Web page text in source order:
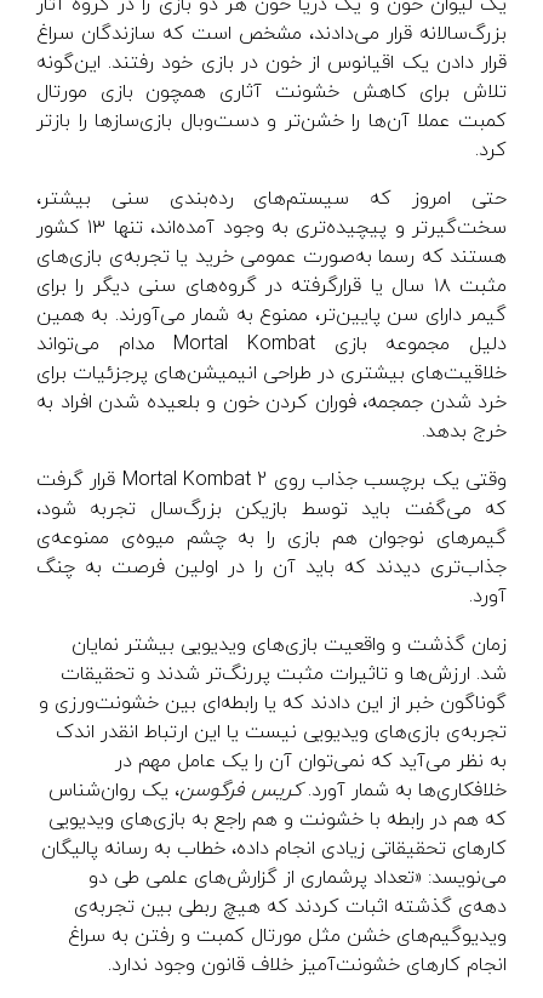
بزرگ‌سالانه قرار می‌دادند، مشخص است که سازندگان سراغ
قرار دادن یک اقیانوس از خون در بازی خود رفتند. این‌گونه
تلاش برای کاهش خشونت آثاری همچون بازی مورتال
کمبت عملا آن‌ها را خشن‌تر و دست‌وبال بازی‌سازها را بازتر
کرد.
حتی امروز که سیستم‌های رده‌بندی سنی بیشتر،
سخت‌گیرتر و پیچیده‌تری به وجود آمده‌اند، تنها ۱۳ کشور
هستند که رسما به‌صورت عمومی خرید یا تجربه‌ی بازی‌های
مثبت ۱۸ سال یا قرارگرفته در گروه‌های سنی دیگر را برای
گیمر دارای سن پایین‌تر، ممنوع به شمار می‌آورند. به همین
دلیل مجموعه بازی Mortal Kombat مدام می‌تواند
خلاقیت‌های بیشتری در طراحی انیمیشن‌های پرجزئیات برای
خرد شدن جمجمه، فوران کردن خون و بلعیده شدن افراد به
خرج بدهد.
وقتی یک برچسب جذاب روی Mortal Kombat 2 قرار گرفت
که می‌گفت باید توسط بازیکن بزرگ‌سال تجربه شود،
گیمرهای نوجوان هم بازی را به چشم میوه‌ی ممنوعه‌ی
جذاب‌تری دیدند که باید آن را در اولین فرصت به چنگ
آورد.
زمان گذشت و واقعیت بازی‌های ویدیویی بیشتر نمایان
شد. ارزش‌ها و تاثیرات مثبت پررنگ‌تر شدند و تحقیقات
گوناگون خبر از این دادند که یا رابطه‌ای بین خشونت‌ورزی و
تجربه‌ی بازی‌های ویدیویی نیست یا این ارتباط انقدر اندک
به نظر می‌آید که نمی‌توان آن را یک عامل مهم در
خلافکاری‌ها به شمار آورد.کریس فرگوسن، یک روان‌شناس
که هم در رابطه با خشونت و هم راجع به بازی‌های ویدیویی
کارهای تحقیقاتی زیادی انجام داده، خطاب به رسانه پالیگان
می‌نویسد: «تعداد پرشماری از گزارش‌های علمی طی دو
دهه‌ی گذشته اثبات کردند که هیچ ربطی بین تجربه‌ی
ویدیوگیم‌های خشن مثل مورتال کمبت و رفتن به سراغ
انجام کارهای خشونت‌آمیز خلاف قانون وجود ندارد.